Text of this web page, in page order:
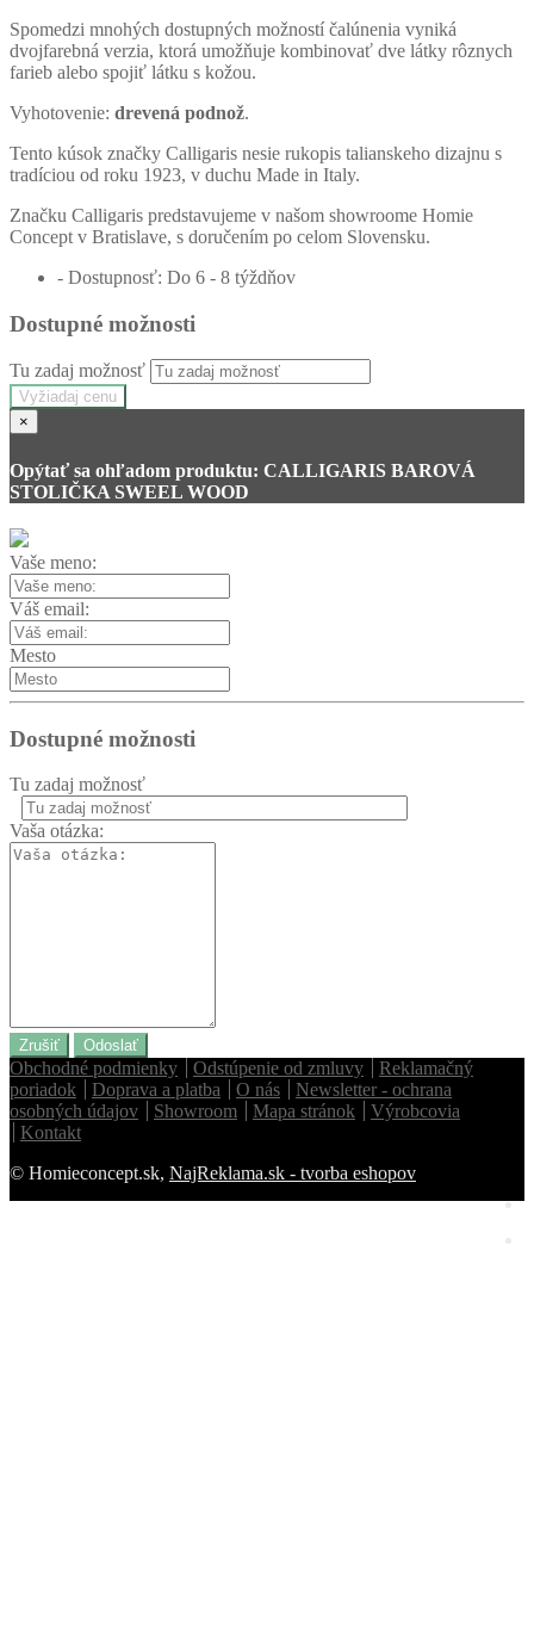
Spomedzi mnohých dostupných možností čalúnenia vyniká
dvojfarebná verzia, ktorá umožňuje kombinovať dve látky rôznych
farieb alebo spojiť látku s kožou.
Vyhotovenie: drevená podnož.
Tento kúsok značky Calligaris nesie rukopis talianskeho dizajnu s
tradíciou od roku 1923, v duchu Made in Italy.
Značku Calligaris predstavujeme v našom showroome Homie
Concept v Bratislave, s doručením po celom Slovensku.
- Dostupnosť: Do 6 - 8 týždňov
Dostupné možnosti
Tu zadaj možnosť
Vyžiadaj cenu
×
Opýtať sa ohľadom produktu: CALLIGARIS BAROVÁ
STOLIČKA SWEEL WOOD
Vaše meno:
Váš email:
Mesto
Dostupné možnosti
Tu zadaj možnosť
Vaša otázka:
Zrušiť Odoslať
Obchodné podmienky Odstúpenie od zmluvy
Reklamačný
poriadok
Doprava a platba O nás
Newsletter - ochrana
osobných údajov
Showroom Mapa stránok
Výrobcovia
Kontakt
© Homieconcept.sk, NajReklama.sk - tvorba eshopov